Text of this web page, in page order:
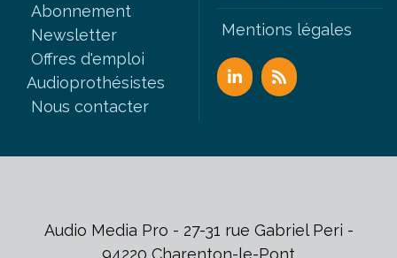
Abonnement
Newsletter
Offres d'emploi
Audioprothésistes
Nous contacter
Mentions légales
Audio Media Pro - 27-31 rue Gabriel Peri -
94220 Charenton-le-Pont